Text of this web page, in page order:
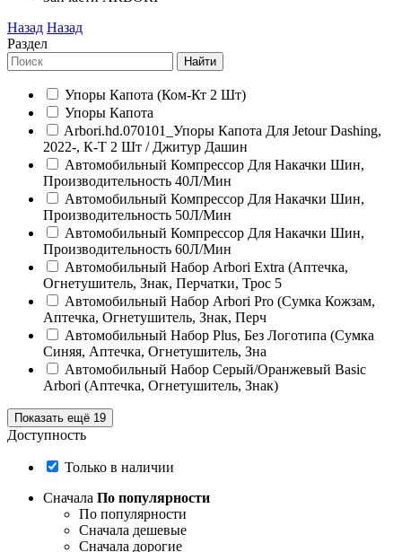
Назад Назад
Раздел
Найти
Упоры Капота (Ком-Кт 2 Шт)
Упоры Капота
Arbori.hd.070101_Упоры Капота Для Jetour Dashing,
2022-, К-Т 2 Шт / Джитур Дашин
Автомобильный Компрессор Для Накачки Шин,
Производительность 40Л/Мин
Автомобильный Компрессор Для Накачки Шин,
Производительность 50Л/Мин
Автомобильный Компрессор Для Накачки Шин,
Производительность 60Л/Мин
Автомобильный Набор Arbori Extra (Аптечка,
Огнетушитель, Знак, Перчатки, Трос 5
Автомобильный Набор Arbori Pro (Сумка Кожзам,
Аптечка, Огнетушитель, Знак, Перч
Автомобильный Набор Plus, Без Логотипа (Сумка
Синяя, Аптечка, Огнетушитель, Зна
Автомобильный Набор Серый/Оранжевый Basic
Arbori (Аптечка, Огнетушитель, Знак)
Показать ещё 19
Доступность
Только в наличии
Сначала По популярности
По популярности
Сначала дешевые
Сначала дорогие